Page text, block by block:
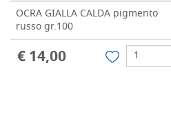
OCRA GIALLA CALDA pigmento
russo gr.100
€ 14,00